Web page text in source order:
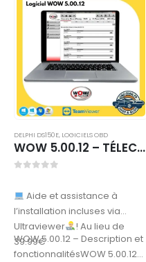
DELPHI DS150E, LOGICIELS OBD
WOW 5.00.12 – TÉLECHARGEMENT
Aide et assistance à
l’installation incluses via
Ultraviewer
! Au lieu de
39.99€
WOW 5.00.12 – Description et
fonctionnalitésWOW 5.00.12